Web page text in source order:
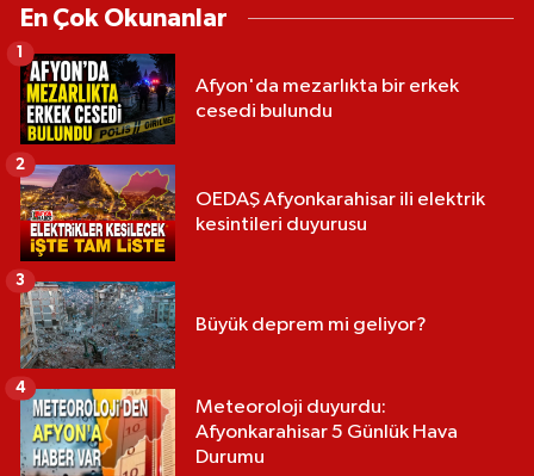
En Çok Okunanlar
Afyon'da mezarlıkta bir erkek
cesedi bulundu
1
OEDAŞ Afyonkarahisar ili elektrik
kesintileri duyurusu
2
Büyük deprem mi geliyor?
3
Meteoroloji duyurdu:
Afyonkarahisar 5 Günlük Hava
Durumu
4